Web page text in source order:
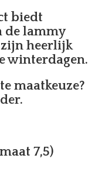
biedt
de lammy
zijn heerlijk
winterdagen.
maatkeuze?
7,5)